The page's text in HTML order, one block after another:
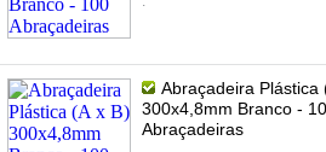
Abraçadeira Plástica
300x4,8mm Branco -
Abraçadeiras